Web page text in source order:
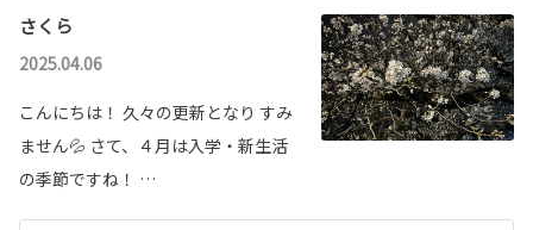
さくら
2025.04.06
こんにちは！ 久々の更新となり すみ
ません💦 さて、４月は入学・新生活
の季節ですね！ …